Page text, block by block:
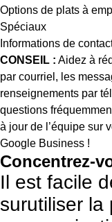
Options de plats à
Spéciaux
Informations de
CONSEIL : Aidez à
par courriel, les
renseignements par
questions
à jour de l’équipe sur
Google Business !
Concentrez-
Il est facile
surutiliser la